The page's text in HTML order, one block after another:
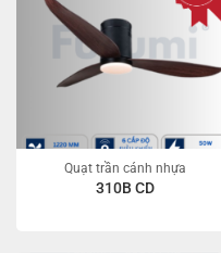
Quạt trần cánh nhựa
310B CD